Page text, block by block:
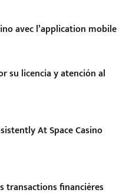
avec l’application mobile
su licencia y atención al
At Space Casino
transactions financières